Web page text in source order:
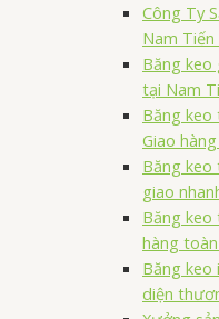
Công Ty
Nam
Băng keo
tại Nam
Băng
Giao
Băng
giao
Băng
hàng
Băng keo
diện